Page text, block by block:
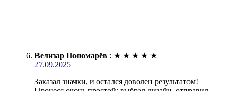
Велизар Пономарёв : ★ ★ ★ ★ ★
27.09.2025
Заказал значки, и остался доволен результатом!